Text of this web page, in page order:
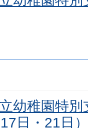
幼稚園特
日・21日